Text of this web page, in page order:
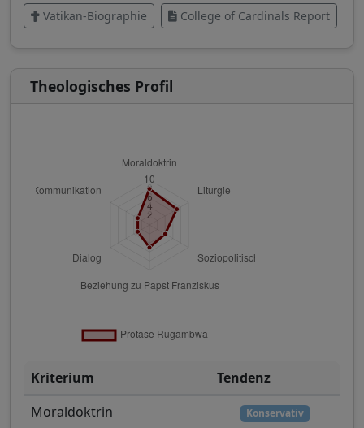
Vatikan-Biographie College of Cardinals Report
Theologisches Profil
Kriterium
Tendenz
Moraldoktrin
Konservativ